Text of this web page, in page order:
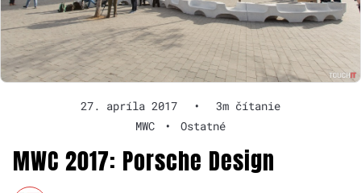
27. apríla 2017 •
3m čítanie
MWC
• Ostatné
MWC 2017: Porsche Design